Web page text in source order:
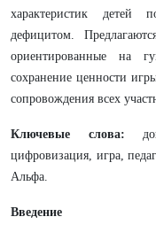
характеристик
дефицитом.
ориентированные на
сохранение ценности
сопровождения всех
Ключевые слова:
цифровизация, игра,
Альфа.
Введение